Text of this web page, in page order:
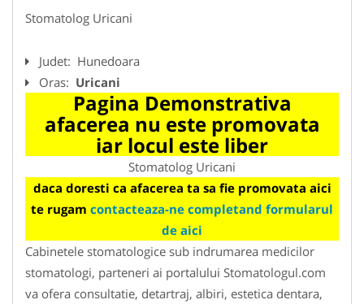
Stomatolog Uricani
Judet: Hunedoara
Oras: Uricani
Pagina Demonstrativa
afacerea nu este promovata
iar locul este liber
Stomatolog Uricani
daca doresti ca afacerea ta sa fie promovata aici
te rugam contacteaza-ne completand formularul
de aici
Cabinetele stomatologice sub indrumarea medicilor
stomatologi, parteneri ai portalului Stomatologul.com
va ofera consultatie, detartraj, albiri, estetica dentara,